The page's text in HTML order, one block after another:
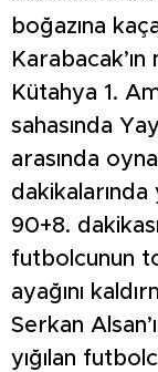
boğazına
Kütahya 1.
sahasında
arasında
dakikalarında
90+8.
futbolcunun
ayağını
Serkan
yığılan